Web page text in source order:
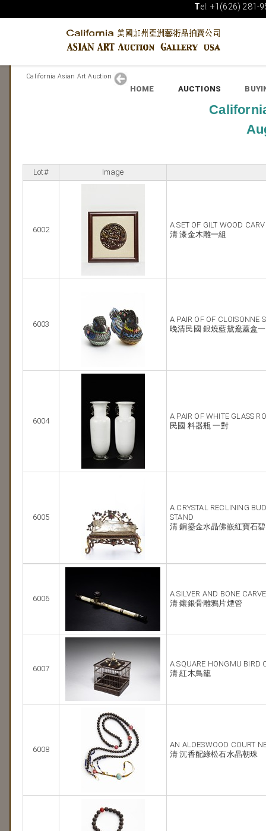
HOME AUCTIONS
Tel: +1(626) 281-
California Asian Art Auction
Lot# Image
6002
A SET OF GILT WOOD
清 漆金木雕一組
6003
A PAIR OF OF CLOISONNE
晚清民國 銀燒藍鴛鴦蓋盒
6004
A PAIR OF WHITE GLASS
民國 料器瓶 一對
6005
A CRYSTAL RECLINING
STAND
清 銅鎏金水晶佛嵌紅寶石
6006
A SILVER AND BONE
清 鑲銀骨雕鴉片煙管
6007
A SQUARE HONGMU BIRD
清 紅木鳥籠
6008
AN ALOESWOOD COURT
清 沉香配綠松石水晶朝珠